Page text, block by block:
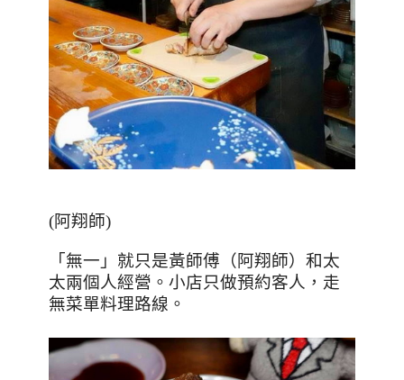
(阿翔師)
「無一」就只是黃師傅（阿翔師）和太
太兩個人經營。小店只做預約客人，走
無菜單料理路線。